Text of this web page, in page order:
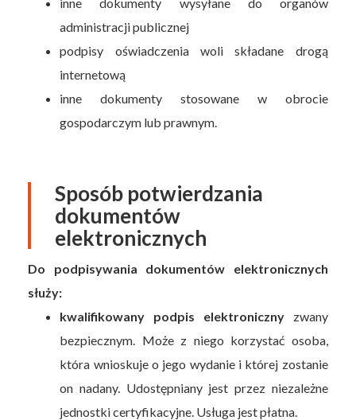
administracji publicznej
podpisy oświadczenia woli składane drogą
internetową
inne dokumenty stosowane w obrocie
gospodarczym lub prawnym.
Sposób potwierdzania
dokumentów
elektronicznych
Do podpisywania dokumentów elektronicznych
służy:
kwalifikowany podpis elektronicznyzwany
bezpiecznym. Może z niego korzystać osoba,
która wnioskuje o jego wydanie i której zostanie
on nadany. Udostępniany jest przez niezależne
jednostki certyfikacyjne. Usługa jest płatna.